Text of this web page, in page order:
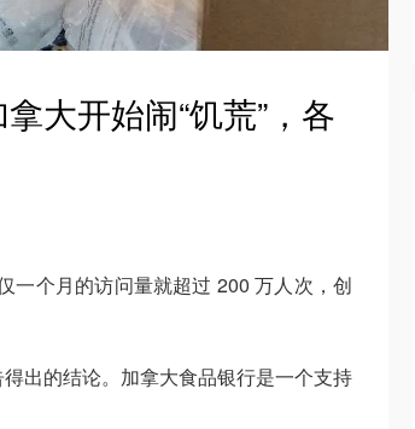
大开始闹“饥荒”，各
一个月的访问量就超过 200 万人次，创
出的结论。加拿大食品银行是一个支持